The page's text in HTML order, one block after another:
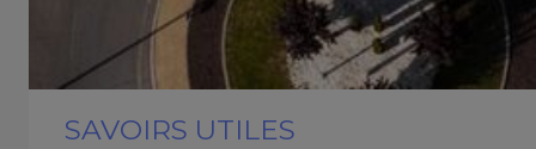
SAVOIRS UTILES